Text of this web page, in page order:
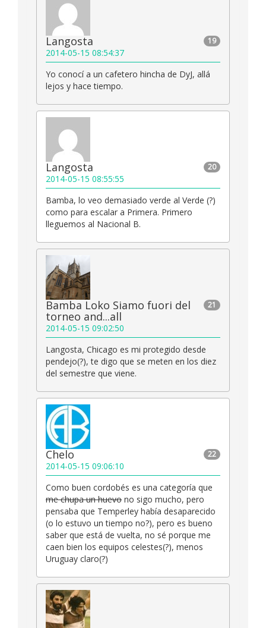
19
Langosta
2014-05-15 08:54:37
Yo conocí a un cafetero hincha de DyJ, allá
lejos y hace tiempo.
20
Langosta
2014-05-15 08:55:55
Bamba, lo veo demasiado verde al Verde (?)
como para escalar a Primera. Primero
lleguemos al Nacional B.
21
Bamba Loko Siamo fuori del
torneo and...all
2014-05-15 09:02:50
Langosta, Chicago es mi protegido desde
pendejo(?), te digo que se meten en los diez
del semestre que viene.
22
Chelo
2014-05-15 09:06:10
Como buen cordobés es una categoría que
me chupa un huevo no sigo mucho, pero
pensaba que Temperley había desaparecido
(o lo estuvo un tiempo no?), pero es bueno
saber que está de vuelta, no sé porque me
caen bien los equipos celestes(?), menos
Uruguay claro(?)